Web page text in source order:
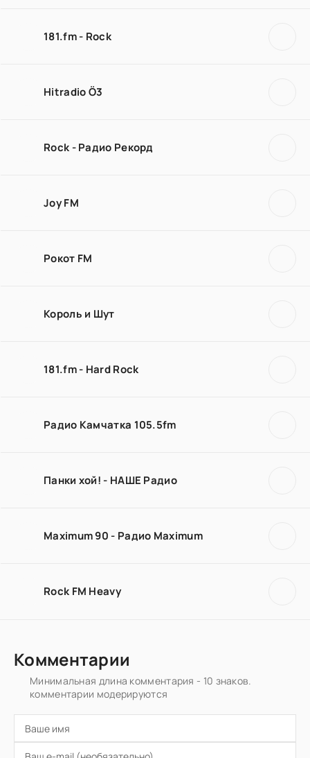
181.fm - Rock
Hitradio Ö3
Rock - Радио Рекорд
Joy FM
Рокот FM
Король и Шут
181.fm - Hard Rock
Радио Камчатка 105.5fm
Панки хой! - НАШЕ Радио
Maximum 90 - Радио Maximum
Rock FM Heavy
Комментарии
Минимальная длина комментария - 10 знаков.
комментарии модерируются